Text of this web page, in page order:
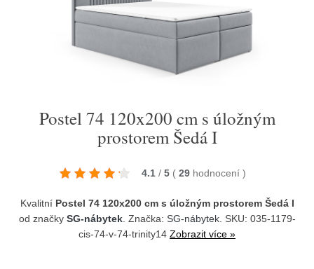
Postel 74 120x200 cm s úložným
prostorem Šedá I
4.1 / 5 ( 29 hodnocení )
Kvalitní Postel 74 120x200 cm s úložným prostorem Šedá I
od značky SG-nábytek. Značka: SG-nábytek. SKU: 035-1179-
cis-74-v-74-trinity14 Zobrazit více »